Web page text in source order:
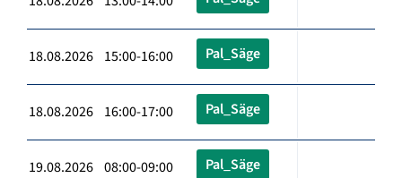
18.08.2026 15:00-16:00 Pal_Säge
18.08.2026 16:00-17:00 Pal_Säge
19.08.2026 08:00-09:00 Pal_Säge